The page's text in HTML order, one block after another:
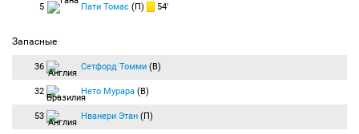
5 Пати Томас (П) 54′
Запасные
36 Сетфорд Томми (В)
32 Нето Мурара (В)
53 Нванери Этан (П)